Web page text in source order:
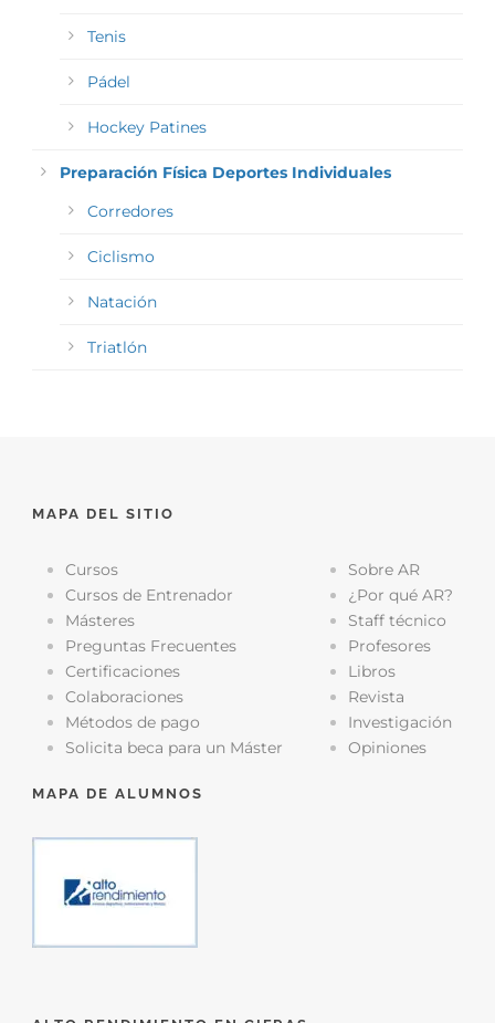
Tenis
Pádel
Hockey Patines
Preparación Física Deportes Individuales
Corredores
Ciclismo
Natación
Triatlón
MAPA DEL SITIO
Cursos
Cursos de Entrenador
Másteres
Preguntas Frecuentes
Certificaciones
Colaboraciones
Métodos de pago
Solicita beca para un Máster
Sobre AR
¿Por qué AR?
Staff técnico
Profesores
Libros
Revista
Investigación
Opiniones
MAPA DE ALUMNOS